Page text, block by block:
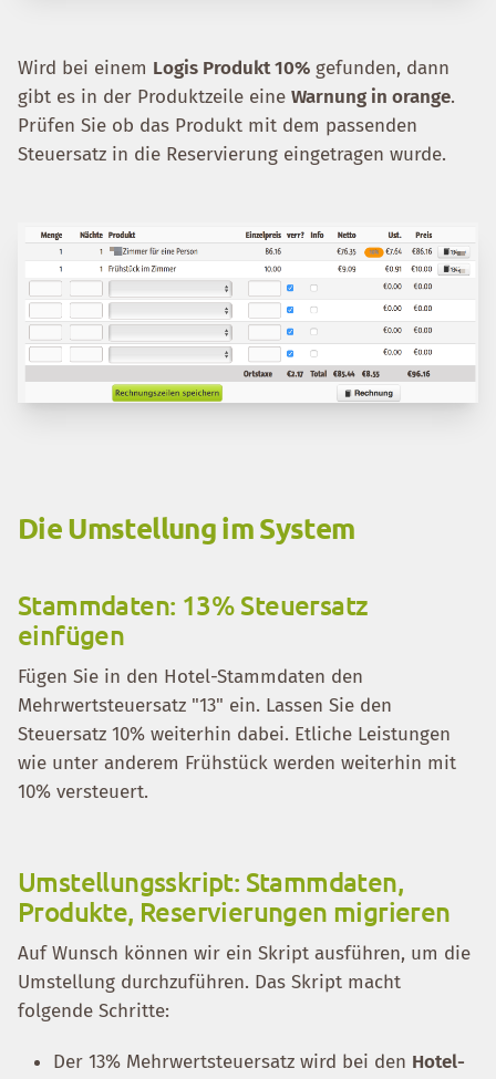
Wird bei einem Logis Produkt 10% gefunden, dann
gibt es in der Produktzeile eine Warnung in orange.
Prüfen Sie ob das Produkt mit dem passenden
Steuersatz in die Reservierung eingetragen wurde.
Die Umstellung im System
Stammdaten: 13% Steuersatz
einfügen
Fügen Sie in den Hotel-Stammdaten den
Mehrwertsteuersatz "13" ein. Lassen Sie den
Steuersatz 10% weiterhin dabei. Etliche Leistungen
wie unter anderem Frühstück werden weiterhin mit
10% versteuert.
Umstellungsskript: Stammdaten,
Produkte, Reservierungen migrieren
Auf Wunsch können wir ein Skript ausführen, um die
Umstellung durchzuführen. Das Skript macht
folgende Schritte:
Der 13% Mehrwertsteuersatz wird bei den Hotel-